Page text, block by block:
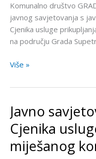
Komunalno društvo
javnog savjetovanja s
Cjenika usluge
na području Grada
komunalnog
otpada
Više »
Javno
Cjenika
miješanog
Javno
savjetovanje
o
Prijedlogu
Cjenika